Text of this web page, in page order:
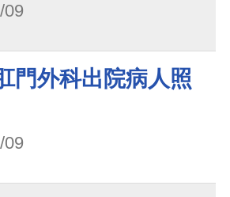
09
門外科出院病人照
09